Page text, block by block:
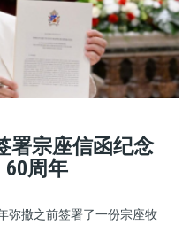
署宗座信函纪念
60周年
弥撒之前签署了一份宗座牧